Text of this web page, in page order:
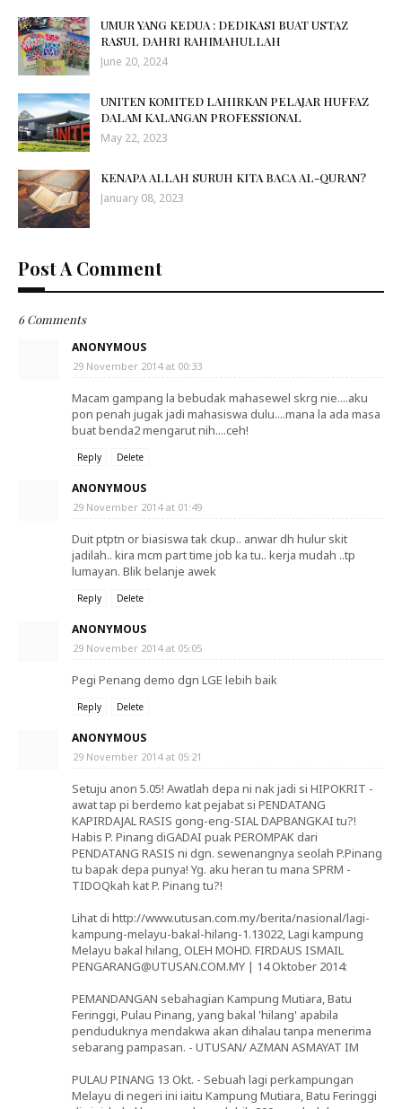
UMUR YANG KEDUA : DEDIKASI BUAT USTAZ
RASUL DAHRI RAHIMAHULLAH
June 20, 2024
UNITEN KOMITED LAHIRKAN PELAJAR HUFFAZ
DALAM KALANGAN PROFESSIONAL
May 22, 2023
KENAPA ALLAH SURUH KITA BACA AL-QURAN?
January 08, 2023
Post A Comment
6 Comments
ANONYMOUS
29 November 2014 at 00:33
Macam gampang la bebudak mahasewel skrg nie....aku
pon penah jugak jadi mahasiswa dulu....mana la ada masa
buat benda2 mengarut nih....ceh!
Reply Delete
ANONYMOUS
29 November 2014 at 01:49
Duit ptptn or biasiswa tak ckup.. anwar dh hulur skit
jadilah.. kira mcm part time job ka tu.. kerja mudah ..tp
lumayan. Blik belanje awek
Reply Delete
ANONYMOUS
29 November 2014 at 05:05
Pegi Penang demo dgn LGE lebih baik
Reply Delete
ANONYMOUS
29 November 2014 at 05:21
Setuju anon 5.05! Awatlah depa ni nak jadi si HIPOKRIT -
awat tap pi berdemo kat pejabat si PENDATANG
KAPIRDAJAL RASIS gong-eng-SIAL DAPBANGKAI tu?!
Habis P. Pinang diGADAI puak PEROMPAK dari
PENDATANG RASIS ni dgn. sewenangnya seolah P.Pinang
tu bapak depa punya! Yg. aku heran tu mana SPRM -
TIDOQkah kat P. Pinang tu?!
Lihat di http://www.utusan.com.my/berita/nasional/lagi-
kampung-melayu-bakal-hilang-1.13022, Lagi kampung
Melayu bakal hilang, OLEH MOHD. FIRDAUS ISMAIL
PENGARANG@UTUSAN.COM.MY | 14 Oktober 2014:
PEMANDANGAN sebahagian Kampung Mutiara, Batu
Feringgi, Pulau Pinang, yang bakal 'hilang' apabila
penduduknya mendakwa akan dihalau tanpa menerima
sebarang pampasan. - UTUSAN/ AZMAN ASMAYAT IM
PULAU PINANG 13 Okt. - Sebuah lagi perkampungan
Melayu di negeri ini iaitu Kampung Mutiara, Batu Feringgi